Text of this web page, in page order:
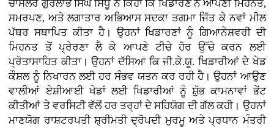
ਚਾਂਸਲਰ ਗੁਰਲਾਭ ਸਿੰਘ ਸਿੱਧੂ ਨੇ ਕਿਹਾ ਕਿ ਖਿਡਾਰਣ ਨੇ ਆਪਣੀ ਮਿਹਨਤ,
ਸਮਰਪਣ, ਅਤੇ ਲਗਾਤਾਰ ਅਭਿਆਸ ਸਦਕਾ ਤਗਮਾ ਜਿੱਤ ਕੇ ਨਵਾਂ ਮੀਲ
ਪੱਥਰ ਸਥਾਪਿਤ ਕੀਤਾ ਹੈ। ਉਹਨਾਂ ਖਿਡਾਰਣਾਂ ਨੂੰ ਗਿਆਨੇਸ਼ਵਰੀ ਦੀ
ਮਿਹਨਤ ਤੋਂ ਪ੍ਰੇਰਣਾ ਲੈ ਕੇ ਆਪਣੇ ਟੀਚੇ ਹੋਰ ਉੱਚੇ ਕਰਨ ਲਈ
ਪ੍ਰੋਤਾਸਾਹਿਤ ਕੀਤਾ। ਉਹਨਾਂ ਦੱਸਿਆ ਕਿ ਜੀ.ਕੇ.ਯੂ. ਖਿਡਾਰੀਆਂ ਦੇ ਖੇਡ
ਕੌਸ਼ਲ ਨੂੰ ਨਿਖਾਰਨ ਲਈ ਹਰ ਸੰਭਵ ਯਤਨ ਕਰ ਰਹੀ ਹੈ। ਉਹਨਾਂ ਆਉਣ
ਵਾਲੀਆਂ ਏਸ਼ੀਆਈ ਖੇਡਾਂ ਲਈ ਖਿਡਾਰੀਆਂ ਨੂੰ ਸ਼ੁੱਭ ਕਾਮਨਾਵਾਂ ਭੇਂਟ
ਕੀਤੀਆਂ ਤੇ ਵਰਸਿਟੀ ਵੱਲੋਂ ਹਰ ਤਰ੍ਹਾਂ ਦੇ ਸਹਿਯੋਗ ਦੀ ਗੱਲ ਕਹੀ। ਉਹਨਾਂ
ਮਾਣਯੋਗ ਰਾਸ਼ਟਰਪਤੀ ਸ਼੍ਰੀਮਤੀ ਦ੍ਰੋਪਦੀ ਮੁਰਮੂ ਅਤੇ ਪ੍ਰਧਾਨ ਮੰਤਰੀ